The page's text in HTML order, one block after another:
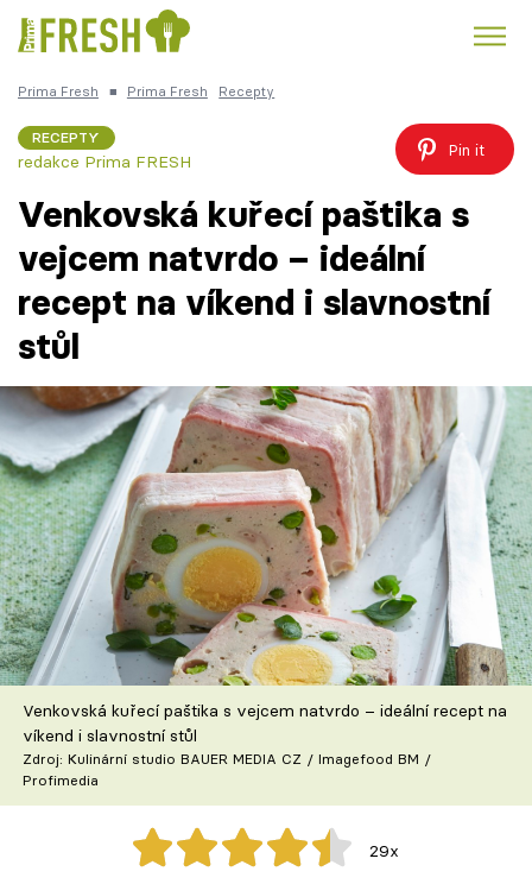
Česká kuchyně Čokoláda
Témata
Články
TV Program
Škola vaření
Recepty z TV
Speciál: Cuketa
Těhotnej kuchař
Sledujte prima+
Přihlášení
Prima Fresh ■ Prima Fresh Recepty
RECEPTY
redakce Prima FRESH
Pin it
Venkovská kuřecí paštika s
vejcem natvrdo – ideální
recept na víkend i slavnostní
stůl
Venkovská kuřecí paštika s vejcem natvrdo – ideální recept na
víkend i slavnostní stůl
Zdroj: Kulinární studio BAUER MEDIA CZ / Imagefood BM /
Profimedia
29x